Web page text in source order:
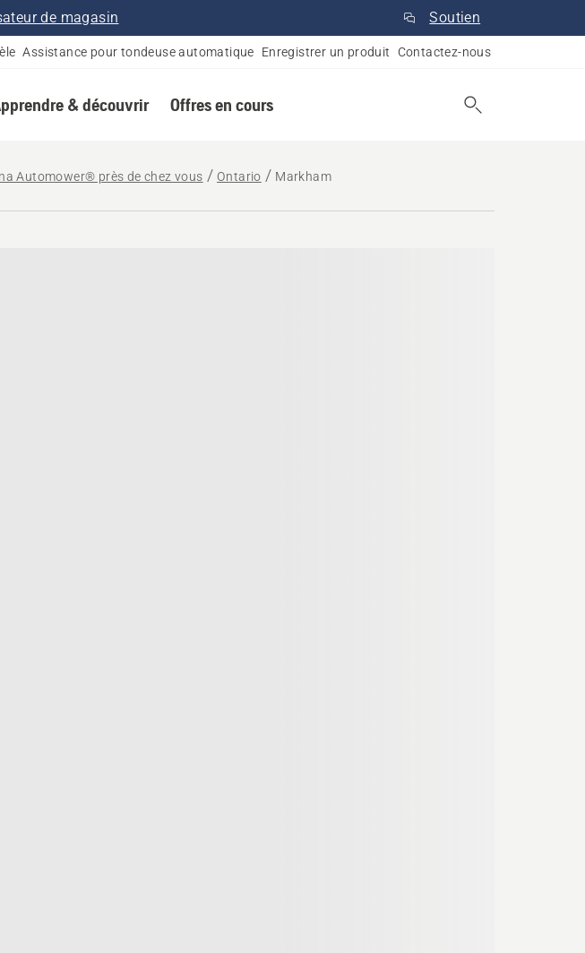
de magasin Soutien
Assistance pour tondeuse automatique Enregistrer un produit Contactez-nous
& découvrir Offres en cours
Automower® près de chez vous Ontario Markham
Ontario